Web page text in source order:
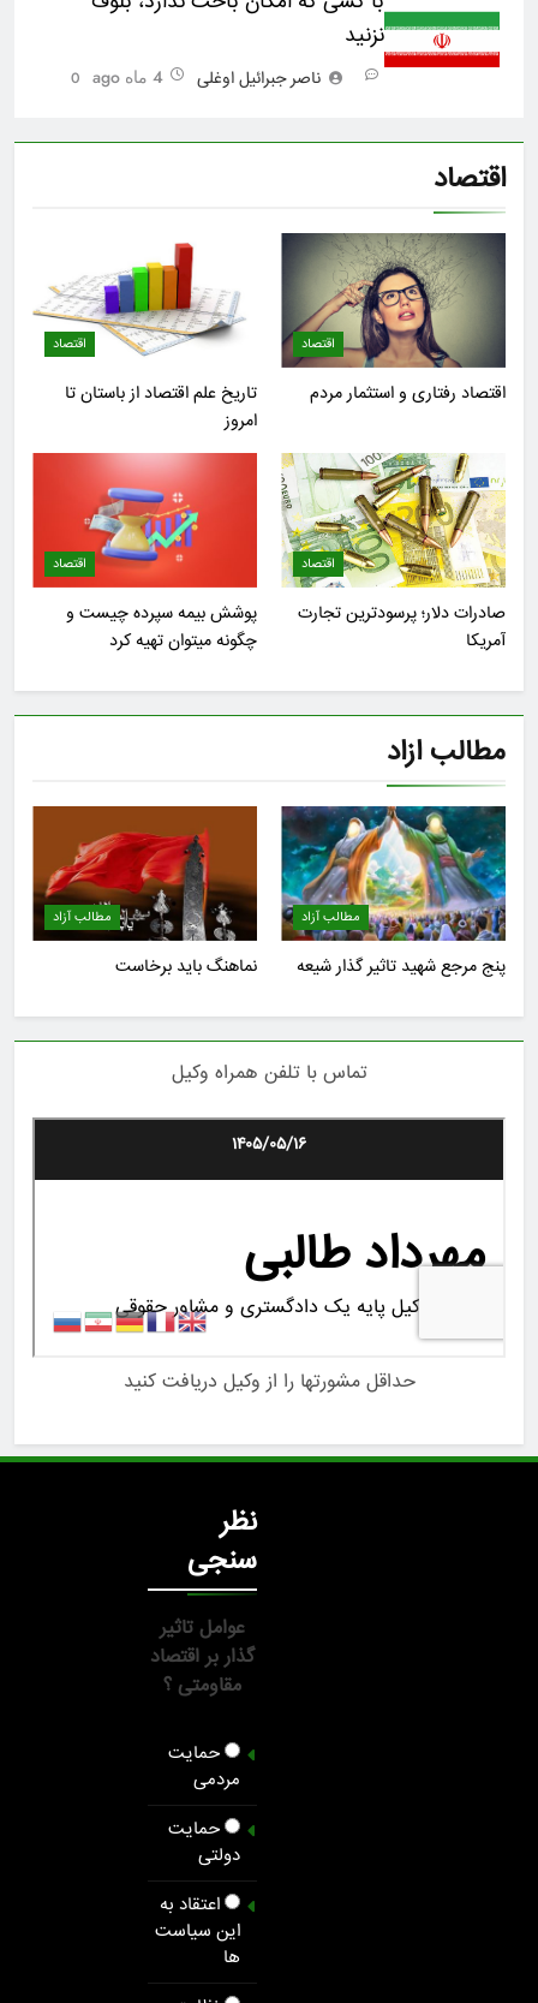
نزنید
ناصر جبرائیل اوغلی 4 ماه ago 0
اقتصاد
اقتصاد
اقتصاد رفتاری و استثمار مردم
اقتصاد
تاریخ علم اقتصاد از باستان تا
امروز
اقتصاد
صادرات دلار؛ پرسودترین تجارت
آمریکا
اقتصاد
پوشش بیمه سپرده چیست و
چگونه میتوان تهیه کرد
مطالب ازاد
مطالب آزاد
پنج مرجع شهید تاثیر گذار شیعه
مطالب آزاد
نماهنگ باید برخاست
تماس با تلفن همراه وکیل
حداقل مشورتها را از وکیل دریافت کنید
نظر
سنجی
عوامل تاثیر
گذار بر اقتصاد
مقاومتی ؟
حمایت
مردمی
حمایت
دولتی
اعتقاد به
این سیاست
ها